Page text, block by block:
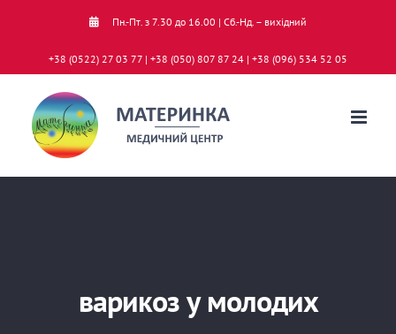
Пн.-Пт. з 7.30 до 16.00 | Сб.-Нд. – вихідний
+38 (0522) 27 03 77 | +38 (050) 807 87 24 | +38 (096) 534 52 05
варикоз у молодих